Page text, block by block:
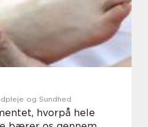
og Sundhed
hvorpå hele